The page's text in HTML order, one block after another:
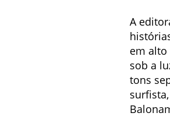
A
em
sob a
tons